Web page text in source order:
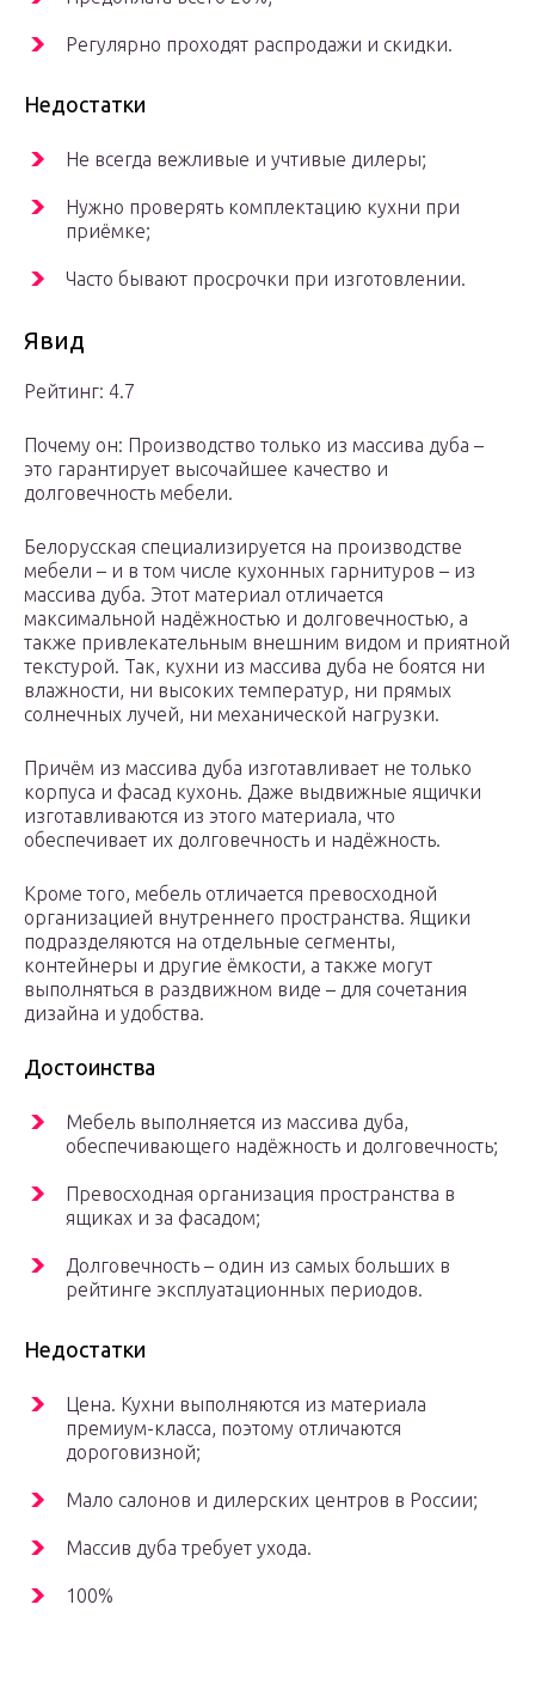
Регулярно проходят распродажи и скидки.
Недостатки
Не всегда вежливые и учтивые дилеры;
Нужно проверять комплектацию кухни при
приёмке;
Часто бывают просрочки при изготовлении.
Явид
Рейтинг: 4.7
Почему он: Производство только из массива дуба –
это гарантирует высочайшее качество и
долговечность мебели.
Белорусская специализируется на производстве
мебели – и в том числе кухонных гарнитуров – из
массива дуба. Этот материал отличается
максимальной надёжностью и долговечностью, а
также привлекательным внешним видом и приятной
текстурой. Так, кухни из массива дуба не боятся ни
влажности, ни высоких температур, ни прямых
солнечных лучей, ни механической нагрузки.
Причём из массива дуба изготавливает не только
корпуса и фасад кухонь. Даже выдвижные ящички
изготавливаются из этого материала, что
обеспечивает их долговечность и надёжность.
Кроме того, мебель отличается превосходной
организацией внутреннего пространства. Ящики
подразделяются на отдельные сегменты,
контейнеры и другие ёмкости, а также могут
выполняться в раздвижном виде – для сочетания
дизайна и удобства.
Достоинства
Мебель выполняется из массива дуба,
обеспечивающего надёжность и долговечность;
Превосходная организация пространства в
ящиках и за фасадом;
Долговечность – один из самых больших в
рейтинге эксплуатационных периодов.
Недостатки
Цена. Кухни выполняются из материала
премиум-класса, поэтому отличаются
дороговизной;
Мало салонов и дилерских центров в России;
Массив дуба требует ухода.
100%